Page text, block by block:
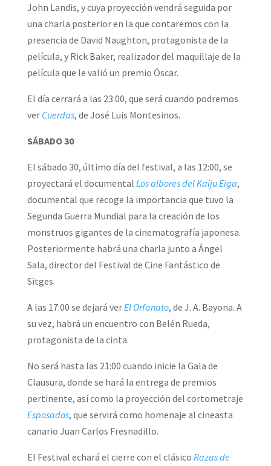
John Landis, y cuya proyección vendrá seguida por
una charla posterior en la que contaremos con la
presencia de David Naughton, protagonista de la
película, y Rick Baker, realizador del maquillaje de la
película que le valió un premio Óscar.
El día cerrará a las 23:00, que será cuando podremos
ver Cuerdas, de José Luis Montesinos.
SÁBADO 30
El sábado 30, último día del festival, a las 12:00, se
proyectará el documental Los albores del Kaiju Eiga,
documental que recoge la importancia que tuvo la
Segunda Guerra Mundial para la creación de los
monstruos gigantes de la cinematografía japonesa.
Posteriormente habrá una charla junto a Ángel
Sala, director del Festival de Cine Fantástico de
Sitges.
A las 17:00 se dejará verEl Orfanato, de J. A. Bayona. A
su vez, habrá un encuentro con Belén Rueda,
protagonista de la cinta.
No será hasta las 21:00 cuando inicie la Gala de
Clausura, donde se hará la entrega de premios
pertinente, así como la proyección del cortometraje
Esposados, que servirá como homenaje al cineasta
canario Juan Carlos Fresnadillo.
El Festival echará el cierre con el clásico Razas de